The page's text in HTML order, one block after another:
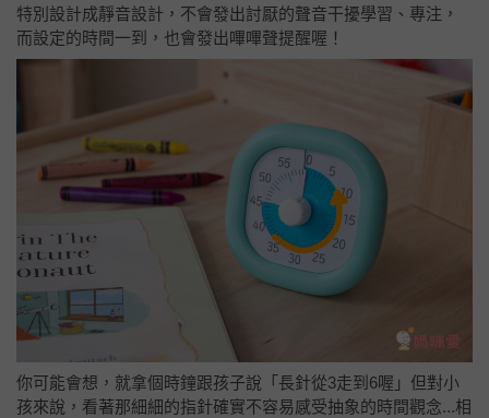
特別設計成靜音設計，不會發出討厭的聲音干擾學習、專注，
而設定的時間一到，也會發出嗶嗶聲提醒喔！
你可能會想，就拿個時鐘跟孩子說「長針從3走到6喔」但對小
孩來說，看著那細細的指針確實不容易感受抽象的時間觀念...相